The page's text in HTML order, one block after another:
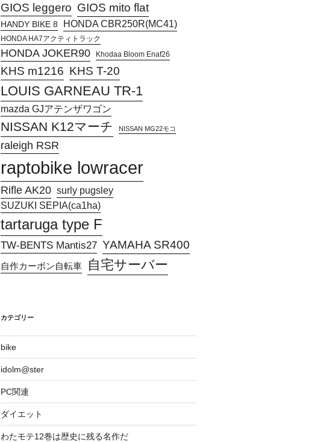
GIOS leggero GIOS mito flat
HANDY BIKE 8 HONDA CBR250R(MC41)
HONDA HA7アクティトラック
HONDA JOKER90 Khodaa Bloom Enaf26
KHS m1216 KHS T-20
LOUIS GARNEAU TR-1
mazda GJアテンザワゴン
NISSAN K12マーチ NISSAN MG22モコ
raleigh RSR
raptobike lowracer
Rifle AK20 surly pugsley
SUZUKI SEPIA(ca1ha)
tartaruga type F
TW-BENTS Mantis27 YAMAHA SR400
自作カーボン自転車 自宅サーバー
カテゴリー
bike
idolm@ster
PC関連
ダイエット
わたモテ12巻は歴史に残る名作だ